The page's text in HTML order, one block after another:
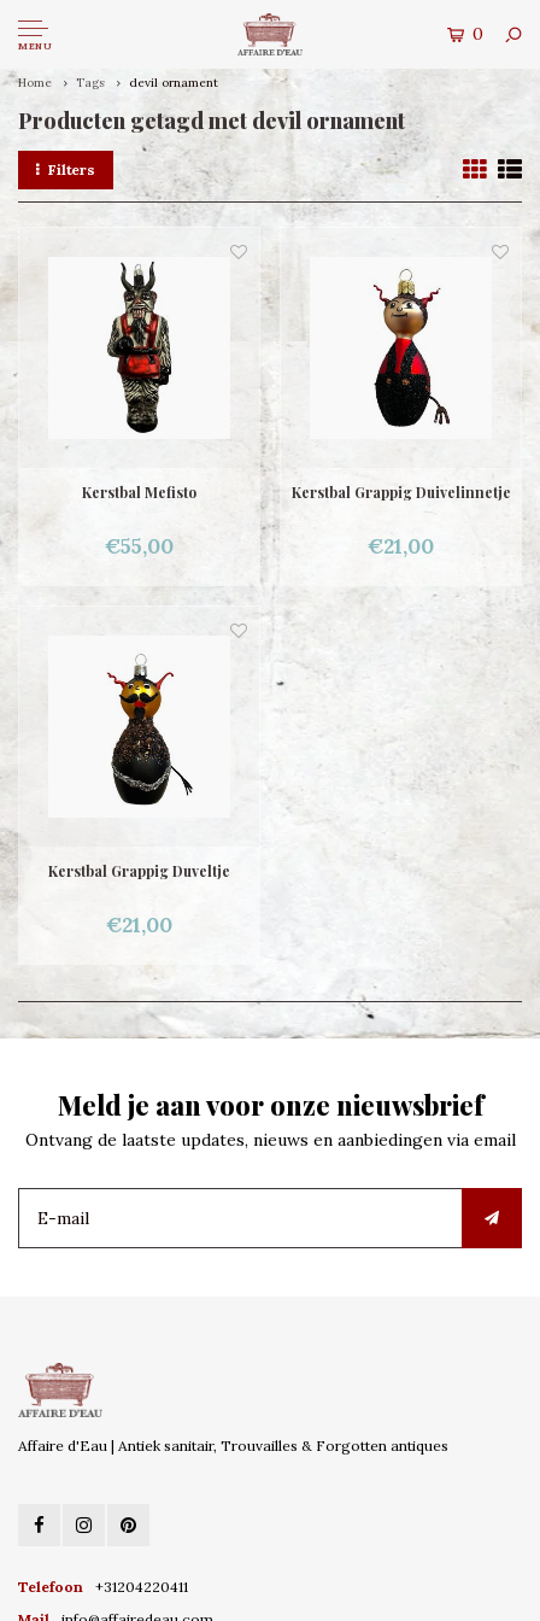
MENU
0
Home Tags devil ornament
Producten getagd met devil ornament
Filters
Kerstbal Mefisto
€55,00
Kerstbal Grappig Duivelinnetje
€21,00
Kerstbal Grappig Duveltje
€21,00
Meld je aan voor onze nieuwsbrief
Ontvang de laatste updates, nieuws en aanbiedingen via email
Affaire d'Eau | Antiek sanitair, Trouvailles & Forgotten antiques
Telefoon
+31204220411